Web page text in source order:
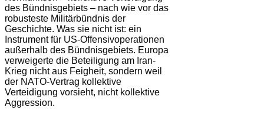
des Bündnisgebiets – nach wie vor das
robusteste Militärbündnis der
Geschichte. Was sie nicht ist: ein
Instrument für US-Offensivoperationen
außerhalb des Bündnisgebiets. Europa
verweigerte die Beteiligung am Iran-
Krieg nicht aus Feigheit, sondern weil
der NATO-Vertrag kollektive
Verteidigung vorsieht, nicht kollektive
Aggression.